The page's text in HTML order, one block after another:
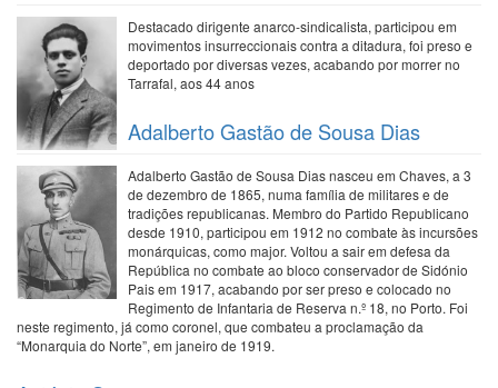
Destacado dirigente anarco-sindicalista, participou em
movimentos insurreccionais contra a ditadura, foi preso e
deportado por diversas vezes, acabando por morrer no
Tarrafal, aos 44 anos
Adalberto Gastão de Sousa Dias
Adalberto Gastão de Sousa Dias nasceu em Chaves, a 3
de dezembro de 1865, numa família de militares e de
tradições republicanas. Membro do Partido Republicano
desde 1910, participou em 1912 no combate às incursões
monárquicas, como major. Voltou a sair em defesa da
República no combate ao bloco conservador de Sidónio
Pais em 1917, acabando por ser preso e colocado no
Regimento de Infantaria de Reserva n.º 18, no Porto. Foi
neste regimento, já como coronel, que combateu a proclamação da
“Monarquia do Norte”, em janeiro de 1919.